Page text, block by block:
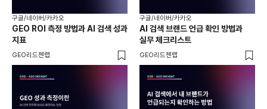
구글/네이버/카카오
GEO ROI 측정 방법과 AI 검색 성과
지표
GEO리드젠랩
구글/네이버/카카오
AI 검색 브랜드 언급 확인 방법과
실무 체크리스트
GEO리드젠랩